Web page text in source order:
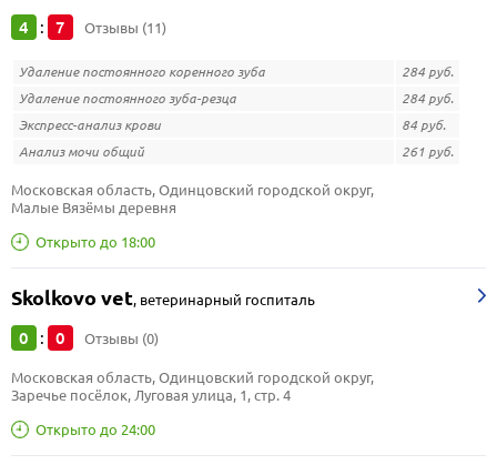
4 : 7 Отзывы (11)
Удаление постоянного коренного зуба
284 руб.
Удаление постоянного зуба-резца
284 руб.
Экспресс-анализ крови
84 руб.
Анализ мочи общий
261 руб.
Открыто до 18:00
Московская область, Одинцовский городской округ,
Малые Вязёмы деревня
Skolkovo vet, ветеринарный госпиталь
0 : 0 Отзывы (0)
Открыто до 24:00
Московская область, Одинцовский городской округ,
Заречье посёлок, Луговая улица, 1, стр. 4